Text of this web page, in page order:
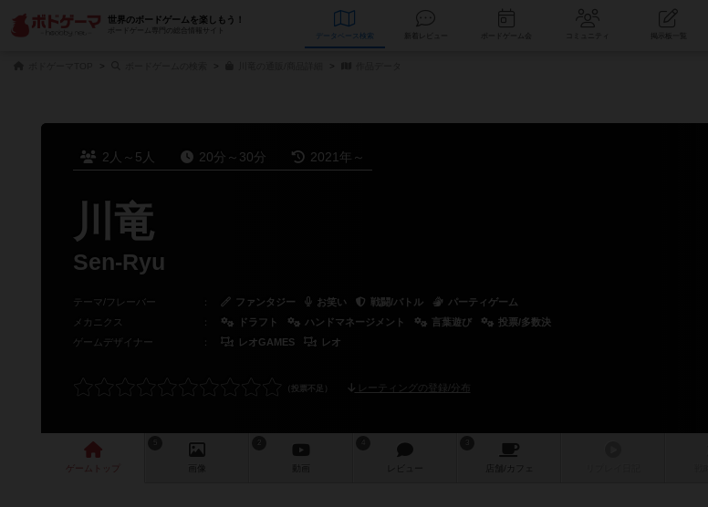
世界のボードゲームを楽しもう！
ボードゲーム専門の総合情報サイト
データベース コミュニティ
2人～5人 20分～30分 2021年～
川竜
Sen-Ryu
テーマ/フレーバー ： ファンタジー お笑い 戦闘/バトル
パーティゲーム
メカニクス
： ドラフト ハンドマネージメント 言葉遊び
投票/多数決
ゲームデザイナー
： レオGAMES レオ
レーティングの登録/分布
ゲーム 画像 レビュー 店舗/ カフェ